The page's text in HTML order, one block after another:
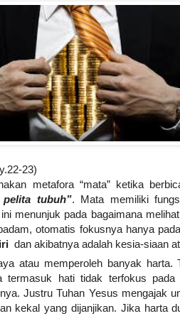
23)
metafora “mata” ketika
tubuh”. Mata memiliki
menunjuk pada bagaimana
otomatis fokusnya hanya pada
dan akibatnya adalah kesia-siaan
atau memperoleh banyak harta.
termasuk hati tidak terfokus pada
Justru Tuhan Yesus mengajak
kekal yang dijanjikan. Jika harta